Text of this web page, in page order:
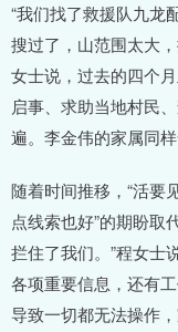
“我们找了救援队九龙
搜过了，山范围太大
女士说，过去的四个
启事、求助当地村民
遍。李金伟的家属同样
随着时间推移，“活要
点线索也好”的期盼取
拦住了我们。”程女士
各项重要信息，还有
导致一切都无法操作